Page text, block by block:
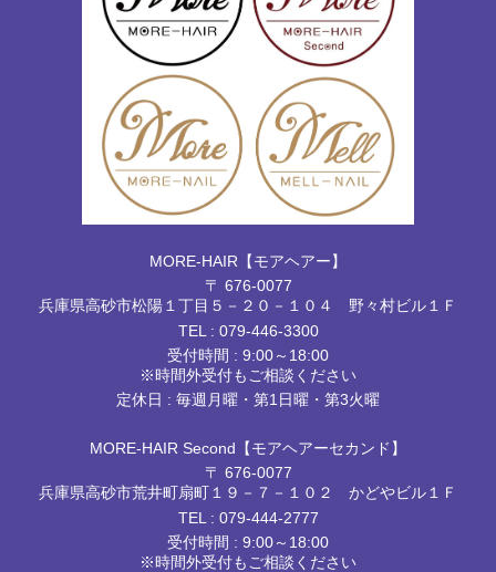
MORE-HAIR【モアヘアー】
〒 676-0077
兵庫県高砂市松陽１丁目５－２０－１０４ 野々村ビル１Ｆ
TEL : 079-446-3300
受付時間 : 9:00～18:00
※時間外受付もご相談ください
定休日 : 毎週月曜・第1日曜・第3火曜
MORE-HAIR Second【モアヘアーセカンド】
〒 676-0077
兵庫県高砂市荒井町扇町１９－７－１０２ かどやビル１Ｆ
TEL : 079-444-2777
受付時間 : 9:00～18:00
※時間外受付もご相談ください